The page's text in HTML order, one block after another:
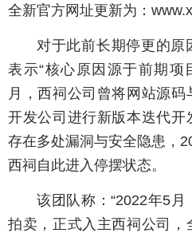
全新官方网址更新为：
对于此前长期停更的原
表示“核心原因源于前期项
月，西祠公司曾将网站源
开发公司进行新版本迭代开
存在多处漏洞与安全隐患，
西祠自此进入停摆状态。
该团队称：“2022年5
拍卖，正式入主西祠公司